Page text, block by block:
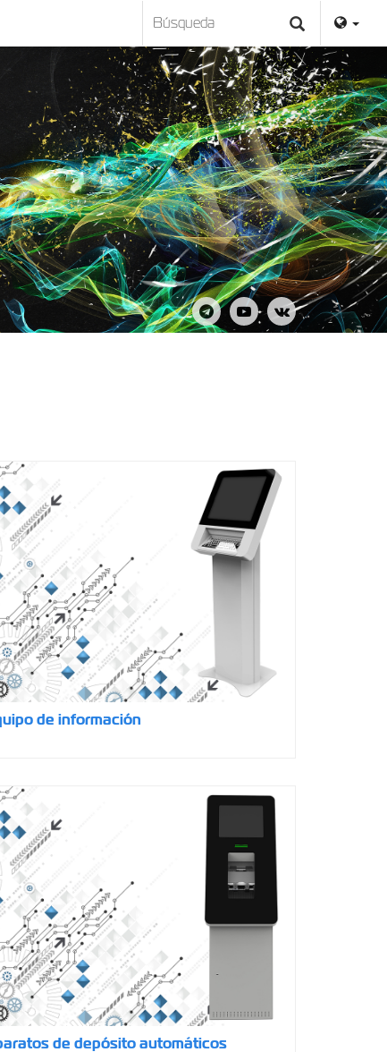
de información
de depósito automáticos